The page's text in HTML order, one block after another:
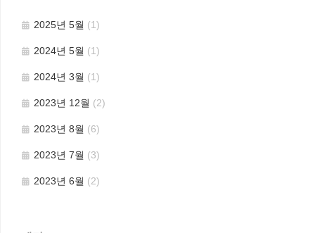
2025년 5월 (1)
2024년 5월 (1)
2024년 3월 (1)
2023년 12월 (2)
2023년 8월 (6)
2023년 7월 (3)
2023년 6월 (2)